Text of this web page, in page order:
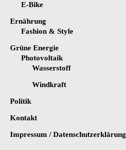
E-Bike
Ernährung
Fashion & Style
Grüne Energie
Photovoltaik
Wasserstoff
Windkraft
Politik
Kontakt
Impressum / Datenschutzerklärung